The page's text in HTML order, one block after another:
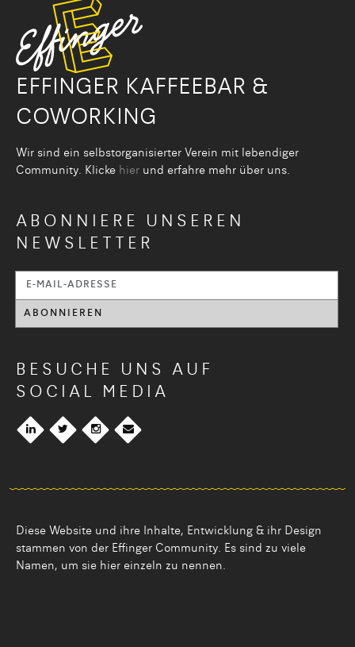
EFFINGER KAFFEEBAR &
COWORKING
Wir sind ein selbstorganisier­ter Verein mit lebendiger
Community. Klicke hier und erfahre mehr über uns.
ABONNIERE UNSEREN
NEWSLETTER
BESUCHE UNS AUF
SOCIAL MEDIA
Diese Website und ihre Inhalte, Entwicklung & ihr Design
stammen von der Effinger Community. Es sind zu viele
Namen, um sie hier einzeln zu nennen.